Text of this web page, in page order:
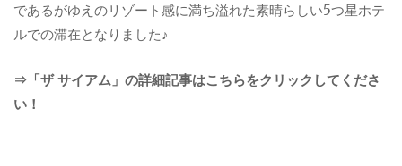
であるがゆえのリゾート感に満ち溢れた素晴らしい5つ星ホテ
ルでの滞在となりました♪
⇒「ザ サイアム」の詳細記事はこちらをクリックしてくださ
い！